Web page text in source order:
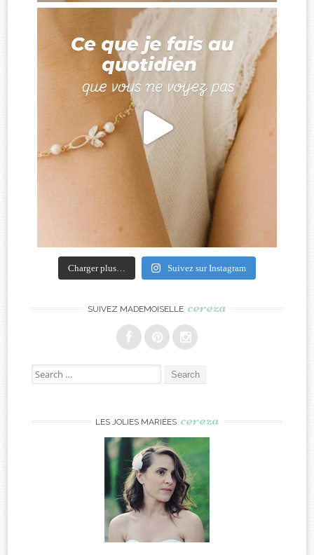
Charger plus… Suivez sur Instagram
SUIVEZ MADEMOISELLE cereza
Search
for:
LES JOLIES MARIÉES cereza